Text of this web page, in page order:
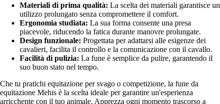
Materiali di prima qualità: La scelta dei materiali garantisce un
utilizzo prolungato senza compromettere il comfort.
Ergonomia studiata: La sua forma consente una presa
piacevole, riducendo la fatica durante manovre prolungate.
Design funzionale: Progettata per adattarsi alle esigenze dei
cavalieri, facilita il controllo e la comunicazione con il cavallo.
Facilità di pulizia: La fune è semplice da pulire, garantendo il
suo buon stato nel tempo.
Che tu pratichi equitazione per svago o competizione, la fune da
equitazione Mehis è la scelta ideale per garantire un'esperienza
arricchente con il tuo animale. Apprezza ogni momento trascorso a